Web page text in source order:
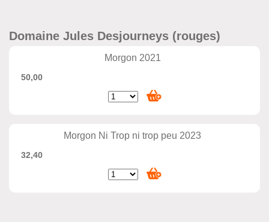
Domaine Jules Desjourneys (rouges)
Morgon 2021
50,00
Morgon Ni Trop ni trop peu 2023
32,40